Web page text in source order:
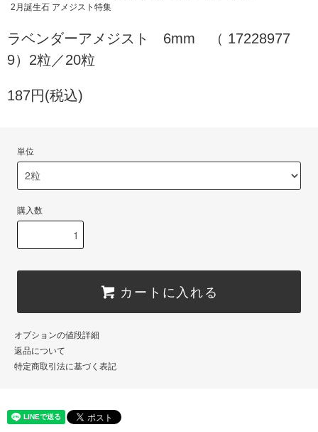
2月誕生石 アメジスト特集
ラベンダーアメジスト 6mm （ 17228977
9）2粒／20粒
187円(税込)
単位
購入数
カートに入れる
オプションの値段詳細
返品について
特定商取引法に基づく表記